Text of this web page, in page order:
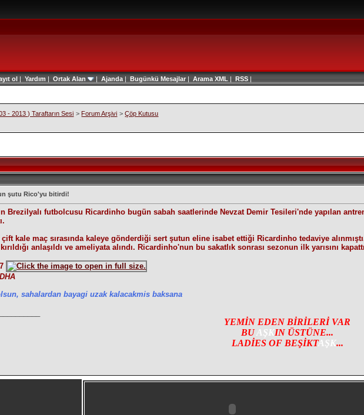
ol | Yardım | Ortak Alan | Ajanda | Bugünkü Mesajlar| Arama XML | RSS |
- 2013 ) Taraftarın Sesi > Forum Arşivi >Çöp Kutusu
şutu Rico'yu bitirdi!
Brezilyalı futbolcusu Ricardinho bugün sabah saatlerinde Nevzat Demir Tesileri'nde yapılan
kale maç sırasında kaleye gönderdiği sert şutun eline isabet ettiği Ricardinho tedaviye
anlaşıldı ve ameliyata alındı. Ricardinho'nun bu sakatlık sonrası sezonun ilk yarısını
sahalardan bayagi uzak kalacakmis baksana
YEMİN EDEN BİRİLERİ VAR
BUAŞKIN ÜSTÜNE...
LADİES OF BEŞİKTAŞK...